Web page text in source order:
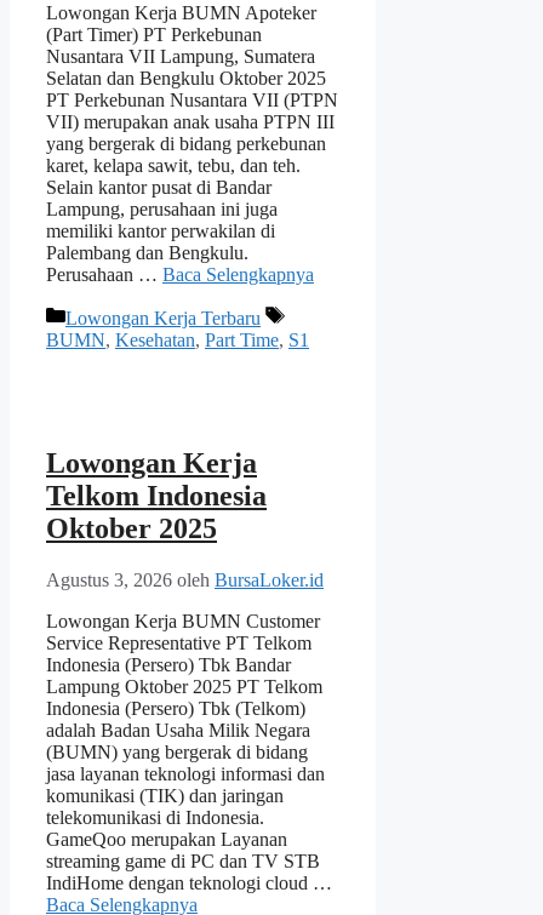
Lowongan Kerja BUMN Apoteker
(Part Timer) PT Perkebunan
Nusantara VII Lampung, Sumatera
Selatan dan Bengkulu Oktober 2025
PT Perkebunan Nusantara VII (PTPN
VII) merupakan anak usaha PTPN III
yang bergerak di bidang perkebunan
karet, kelapa sawit, tebu, dan teh.
Selain kantor pusat di Bandar
Lampung, perusahaan ini juga
memiliki kantor perwakilan di
Palembang dan Bengkulu.
Perusahaan … Baca Selengkapnya
Kategori
Lowongan Kerja Terbaru
Tag
BUMN, Kesehatan, Part Time, S1
Lowongan Kerja
Telkom Indonesia
Oktober 2025
Agustus 3, 2026 oleh BursaLoker.id
Lowongan Kerja BUMN Customer
Service Representative PT Telkom
Indonesia (Persero) Tbk Bandar
Lampung Oktober 2025 PT Telkom
Indonesia (Persero) Tbk (Telkom)
adalah Badan Usaha Milik Negara
(BUMN) yang bergerak di bidang
jasa layanan teknologi informasi dan
komunikasi (TIK) dan jaringan
telekomunikasi di Indonesia.
GameQoo merupakan Layanan
streaming game di PC dan TV STB
IndiHome dengan teknologi cloud …
Baca Selengkapnya